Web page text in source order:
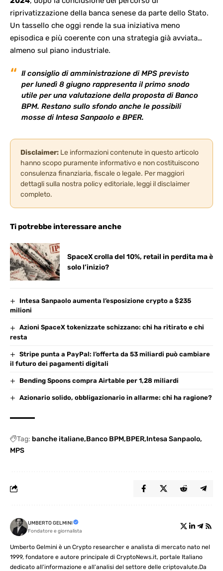
riprivatizzazione della banca senese da parte dello Stato.
Un tassello che oggi rende la sua iniziativa meno
episodica e più coerente con una strategia già avviata…
almeno sul piano industriale.
Il consiglio di amministrazione di MPS previsto
per lunedì 8 giugno rappresenta il primo snodo
utile per una valutazione della proposta di Banco
BPM. Restano sullo sfondo anche le possibili
mosse di Intesa Sanpaolo e BPER.
Disclaimer: Le informazioni contenute in questo articolo
hanno scopo puramente informativo e non costituiscono
consulenza finanziaria, fiscale o legale. Per maggiori
dettagli sulla nostra policy editoriale, leggi ildisclaimer
completo.
Ti potrebbe interessare anche
SpaceX crolla del 10%, retail in perdita ma è
solo l’inizio?
Intesa Sanpaolo aumenta l’esposizione crypto a $235
milioni
Azioni SpaceX tokenizzate schizzano: chi ha ritirato e chi
resta
Stripe punta a PayPal: l’offerta da 53 miliardi può cambiare
il futuro dei pagamenti digitali
Bending Spoons compra Airtable per 1,28 miliardi
Azionario solido, obbligazionario in allarme: chi ha ragione?
Tag: banche italiane Banco BPM BPER Intesa Sanpaolo
MPS
UMBERTO GELMINI
Fondatore e giornalista
Umberto Gelmini è un Crypto researcher e analista di mercato nato nel
1999, fondatore e autore principale di CryptoNews.it, portale Italiano
dedicato all'informazione e all'analisi del settore delle criptovalute.Da